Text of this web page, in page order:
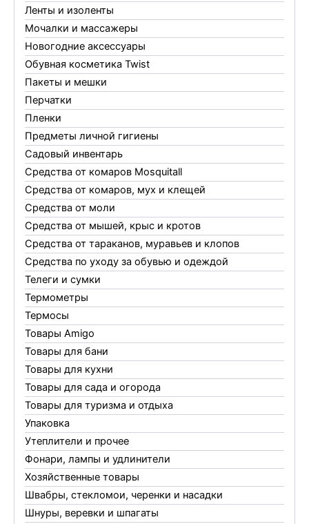
Ленты и изоленты
Мочалки и массажеры
Новогодние аксессуары
Обувная косметика Twist
Пакеты и мешки
Перчатки
Пленки
Предметы личной гигиены
Садовый инвентарь
Средства от комаров Mosquitall
Средства от комаров, мух и клещей
Средства от моли
Средства от мышей, крыс и кротов
Средства от тараканов, муравьев и клопов
Средства по уходу за обувью и одеждой
Телеги и сумки
Термометры
Термосы
Товары Amigo
Товары для бани
Товары для кухни
Товары для сада и огорода
Товары для туризма и отдыха
Упаковка
Утеплители и прочее
Фонари, лампы и удлинители
Хозяйственные товары
Швабры, стекломои, черенки и насадки
Шнуры, веревки и шпагаты